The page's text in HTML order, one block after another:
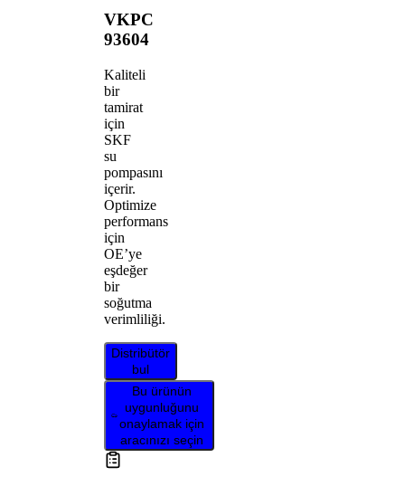
VKPC
93604
Kaliteli
bir
tamirat
için
SKF
su
pompasını
içerir.
Optimize
performans
için
OE’ye
eşdeğer
bir
soğutma
verimliliği.
Distribütör
bul
Bu ürünün
uygunluğunu
onaylamak için
aracınızı seçin